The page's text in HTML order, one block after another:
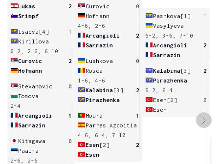
Lukas
2
Srimpf
Isaeva [4]
1
Kirillova
6-2, 2-6, 6-10
Curovic
2
Hofmann
Stevanovic
0
Tomova
2-4
Arcangioli
1
Sarrazin
Kitagawa
0
Paalma
2-6, 2-6
Curovic
0
Hofmann
4-6, 2-6
Arcangioli
2
Sarrazin
Lushkova
0
Rosca
1-6, 4-6
Kalabina[3]
2
Pirazhenka
Moura
1
Parres Azcoitia
4-6, 6-4, 7-10
Esen[2]
2
Esen
Pashkova [1]
1
Vasylyeva
6-2, 3-6, 7-10
Arcangioli
2
Sarrazin
Kalabina[3]
2
Pirazhenka
6-2, 6-4
Esen [2]
0
Esen